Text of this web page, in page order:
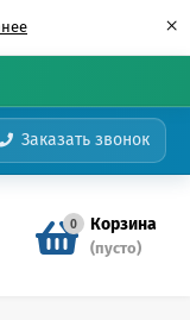
×
Заказать звонок
0 Корзина
(пусто)